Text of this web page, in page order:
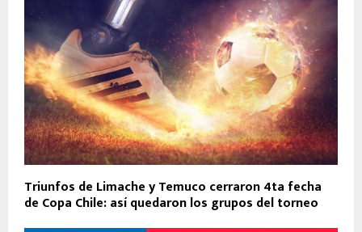
Triunfos de Limache y Temuco cerraron 4ta fecha
de Copa Chile: así quedaron los grupos del torneo